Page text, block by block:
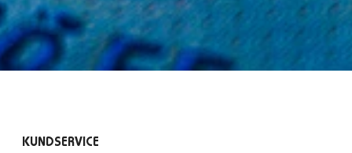
KUNDSERVICE